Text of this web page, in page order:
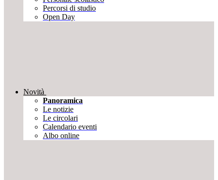
Percorsi di studio
Open Day
Novità
Panoramica
Le notizie
Le circolari
Calendario eventi
Albo online